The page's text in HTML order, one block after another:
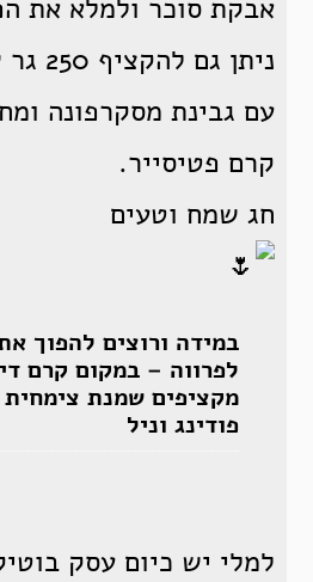
אבקת סוכר ולמלא את
ניתן
עם גבינת מסקרפונה
קרם פטיסייר.
חג שמח וטעים
במידה ורוצים להפוך
לפרווה – במקום קרם
מקציפים שמנת
פודינג וניל
למלי יש כיום עסק